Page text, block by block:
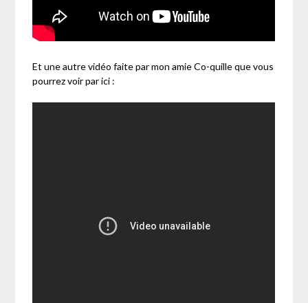
Et une autre vidéo faite par mon amie Co-quille que vous
pourrez voir par ici :